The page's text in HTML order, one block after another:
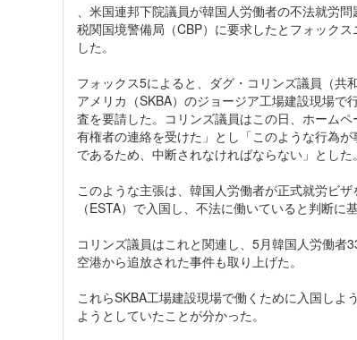
、米国連邦下院議員が韓国人労働者の不法就労
税関国境警備局（CBP）に要求したとフォック
した。
フォックス5によると、ダグ・コリンズ議員（共
アメリカ（SKBA）のジョージア工場建設現場
査を要請した。コリンズ議員はこの日、ホーム
有権者の連絡を受けた」とし「このような行為
であるため、中断されなければならない」とした。
このような主張は、韓国人労働者が正式就労ビ
（ESTA）で入国し、不法に働いていると判断に
コリンズ議員はこれと関連し、5月韓国人労働者
空港から追放された事件も取り上げた。
これらSKBA工場建設現場で働くために入国し
ようとしていたことが分かった。